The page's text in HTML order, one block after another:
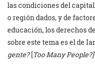
las condiciones del
o región dados, y de
educación, los derechos
sobre este tema es el de
gente?[Too Many People?]